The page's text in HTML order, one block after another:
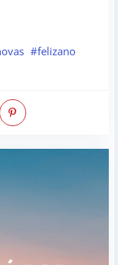
#felizano